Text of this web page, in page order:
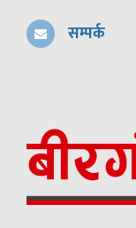
सम्पर्क